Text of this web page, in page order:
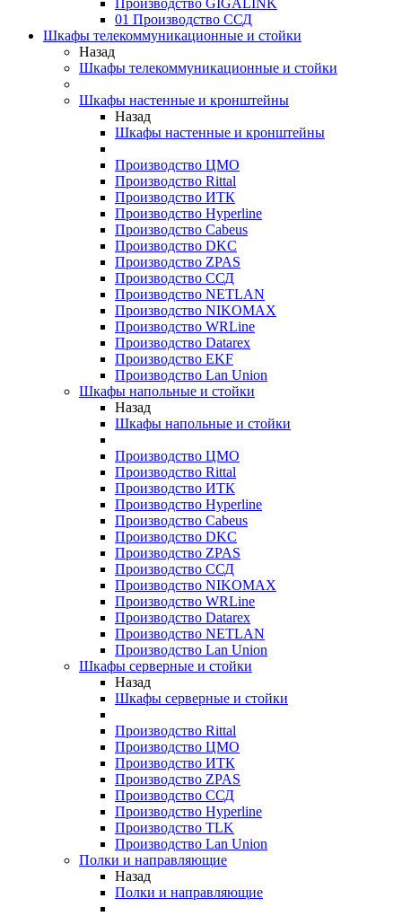
Производство GIGALINK
01 Производство ССД
Шкафы телекоммуникационные и стойки
Назад
Шкафы телекоммуникационные и стойки
Шкафы настенные и кронштейны
Назад
Шкафы настенные и кронштейны
Производство ЦМО
Производство Rittal
Производство ИТК
Производство Hyperline
Производство Cabeus
Производство DKC
Производство ZPAS
Производство ССД
Производство NETLAN
Производство NIKOMAX
Производство WRLine
Производство Datarex
Производство EKF
Производство Lan Union
Шкафы напольные и стойки
Назад
Шкафы напольные и стойки
Производство ЦМО
Производство Rittal
Производство ИТК
Производство Hyperline
Производство Cabeus
Производство DKC
Производство ZPAS
Производство ССД
Производство NIKOMAX
Производство WRLine
Производство Datarex
Производство NETLAN
Производство Lan Union
Шкафы серверные и стойки
Назад
Шкафы серверные и стойки
Производство Rittal
Производство ЦМО
Производство ИТК
Производство ZPAS
Производство ССД
Производство Hyperline
Производство TLK
Производство Lan Union
Полки и направляющие
Назад
Полки и направляющие